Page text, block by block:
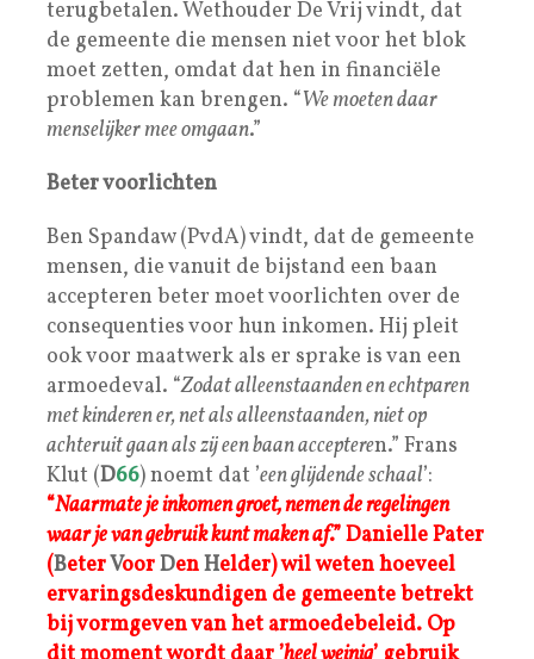
terugbetalen. Wethouder De Vrij vindt, dat
de gemeente die mensen niet voor het blok
moet zetten, omdat dat hen in financiële
problemen kan brengen. “We moeten daar
menselijker mee omgaan.”
Beter voorlichten
Ben Spandaw (PvdA) vindt, dat de gemeente
mensen, die vanuit de bijstand een baan
accepteren beter moet voorlichten over de
consequenties voor hun inkomen. Hij pleit
ook voor maatwerk als er sprake is van een
armoedeval. “Zodat alleenstaanden en echtparen
met kinderen er, net als alleenstaanden, niet op
achteruit gaan als zij een baan accepteren.” Frans
Klut (D66) noemt dat ’een glijdende schaal’:
“Naarmate je inkomen groet, nemen de regelingen
waar je van gebruik kunt maken af.”Danielle Pater
(BeterVoorDenHelder) wil weten hoeveel
ervaringsdeskundigen de gemeente betrekt
bij vormgeven van het armoedebeleid. Op